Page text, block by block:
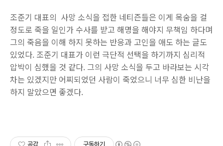
조준기 대표의 사망 소식을 접한 네티즌들은 이게 목숨을 걸
정도로 죽을 일인가 수사를 받고 해명을 해야지 무책임 하다며
그의 죽음을 이해 하지 못하는 반응과 고인을 애도 하는 글도
있었다. 조준기 대표가 이런 극단적 선택을 하기까지 심리적
압박이 심했을 것 같다. 그의 사망 소식을 두고 바라보는 시각
차는 있겠지만 어찌되었던 사람이 죽었으니 너무 심한 비난을
하지 말았으면 좋겠다.
공감 구독하기